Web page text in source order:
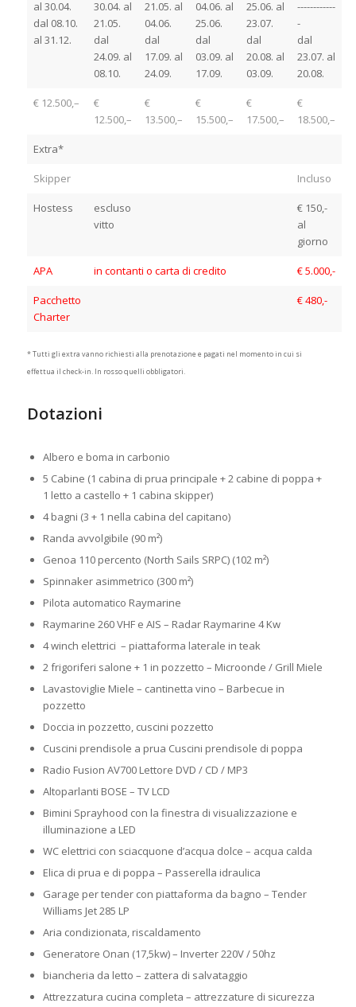
al 30.04.
dal 08.10.
al 31.12.
30.04. al
21.05.
dal
24.09. al
08.10.
21.05. al
04.06.
dal
17.09. al
24.09.
04.06. al
25.06.
dal
03.09. al
17.09.
25.06. al
23.07.
dal
20.08. al
03.09.
------------
-
dal
23.07. al
20.08.
€ 12.500,–
€
12.500,–
€
13.500,–
€
15.500,–
€
17.500,–
€
18.500,–
Extra*
Skipper Incluso
Hostess
escluso
vitto
€ 150,-
al
giorno
APA in contanti o carta di credito € 5.000,-
Pacchetto
Charter
€ 480,-
* Tutti gli extra vanno richiesti alla prenotazione e pagati nel momento in cui si
effettua il check-in. In rosso quelli obbligatori.
Dotazioni
Albero e boma in carbonio
5 Cabine (1 cabina di prua principale + 2 cabine di poppa +
1 letto a castello + 1 cabina skipper)
4 bagni (3 + 1 nella cabina del capitano)
Randa avvolgibile (90 m²)
Genoa 110 percento (North Sails SRPC) (102 m²)
Spinnaker asimmetrico (300 m²)
Pilota automatico Raymarine
Raymarine 260 VHF e AIS – Radar Raymarine 4 Kw
4 winch elettrici – piattaforma laterale in teak
2 frigoriferi salone + 1 in pozzetto – Microonde / Grill Miele
Lavastoviglie Miele – cantinetta vino – Barbecue in
pozzetto
Doccia in pozzetto, cuscini pozzetto
Cuscini prendisole a prua Cuscini prendisole di poppa
Radio Fusion AV700 Lettore DVD / CD / MP3
Altoparlanti BOSE – TV LCD
Bimini Sprayhood con la finestra di visualizzazione e
illuminazione a LED
WC elettrici con sciacquone d’acqua dolce – acqua calda
Elica di prua e di poppa – Passerella idraulica
Garage per tender con piattaforma da bagno – Tender
Williams Jet 285 LP
Aria condizionata, riscaldamento
Generatore Onan (17,5kw) – Inverter 220V / 50hz
biancheria da letto – zattera di salvataggio
Attrezzatura cucina completa – attrezzature di sicurezza